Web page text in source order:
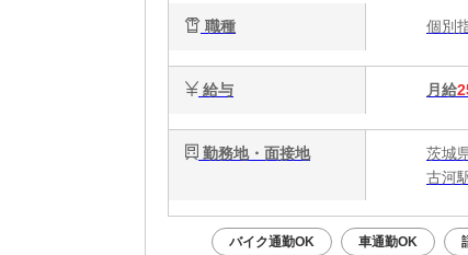
職種 個別
給与 月給
勤務地・面接地
茨城
古河
バイク通勤OK 車通勤OK